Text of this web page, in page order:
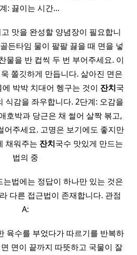
: 끓이는 시간…
맛을 완성할 양념장이 필요합니
든타임 물이 팔팔 끓을 때 면을 넣
물을 반 컵씩 두 번 부어주세요. 이
욱 쫄깃하게 만듭니다. 삶아진 면은
박박 치대어 헹구는 것이 잔치국
식감을 좌우합니다. 2단계: 오감을
호박과 당근은 채 썰어 살짝 볶고,
어주세요. 고명은 보기에도 좋지만
채워주는 잔치국수 맛있게 만드는
법의 중
는법에는 정답이 하나만 있는 것은
다른 접근법이 존재합니다. 관점
A:
육수를 부었다가 따르기를 반복하
면 면이 끝까지 따뜻하고 국물이 잘